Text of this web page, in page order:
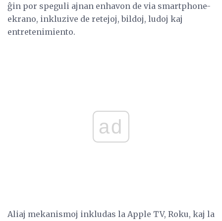
ĝin por speguli ajnan enhavon de via smartphone-
ekrano, inkluzive de retejoj, bildoj, ludoj kaj
entretenimiento.
ad
Aliaj mekanismoj inkludas la Apple TV, Roku, kaj la